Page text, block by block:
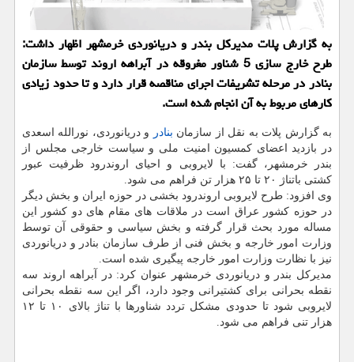
به گزارش پلات مدیرکل بندر و دریانوردی خرمشهر اظهار داشت:
طرح خارج سازی 5 شناور مغروقه در آبراهه اروند توسط سازمان
بنادر در مرحله تشریفات اجرای مناقصه قرار دارد و تا حدود زیادی
کارهای مربوط به آن انجام شده است.
به گزارش پلات به نقل از سازمان بنادر
و دریانوردی، نورالله اسعدی
در بازدید اعضای کمسیون امنیت ملی و سیاست خارجی مجلس از
بندر خرمشهر، گفت: با لایروبی و احیای اروندرود ظرفیت عبور
کشتی باتناژ ۲۰ تا ۲۵ هزار تن فراهم می شود.
وی افزود: طرح لایروبی اروندرود بخشی در حوزه ایران و بخش دیگر
در حوزه کشور عراق است در ملاقات های مقام های دو کشور این
مساله مورد بحث قرار گرفته و بخش سیاسی و حقوقی آن توسط
وزارت امور خارجه و بخش فنی از طرف سازمان بنادر و دریانوردی
نیز با نظارت وزارت امور خارجه پیگیری شده است.
مدیرکل بندر و دریانوردی خرمشهر عنوان کرد: در آبراهه اروند سه
نقطه بحرانی برای کشتیرانی وجود دارد، اگر این سه نقطه بحرانی
لایروبی شود تا حدودی مشکل تردد شناورها با تناژ بالای ۱۰ تا ۱۲
هزار تنی فراهم می شود.